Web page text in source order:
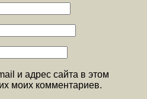
и адрес сайта в этом
моих комментариев.